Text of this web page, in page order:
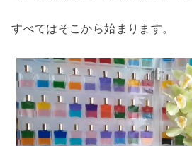
すべてはそこから始まります。